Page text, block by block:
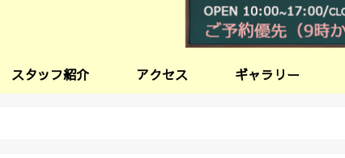
スタッフ紹介 アクセス ギャラリー